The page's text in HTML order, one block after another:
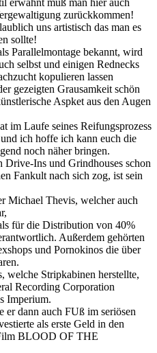
zurückkommen!
uns artistisch das man es
sollte!
Parallelmontage bekannt, wird
selbst und einigen Rednecks
kopulieren lassen
gezeigten Grausamkeit schön
Aspket aus den Augen
im Laufe seines Reifungsprozess
ich hoffe ich kann euch die
noch näher bringen.
Ins und Grindhouses schon
Fankult nach sich zog, ist sein
Michael Thevis, welcher auch
für die Distribution von 40%
Außerdem gehörten
und Pornokinos die über
welche Stripkabinen herstellte,
Recording Corporation
Imperium.
er dann auch FUß im seriösen
als erste Geld in den
BLOOD OF THE